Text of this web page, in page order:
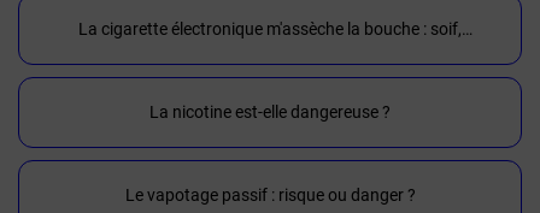
La cigarette électronique m'assèche la bouche : soif,
déshydratation, canicule
La nicotine est-elle dangereuse ?
Le vapotage passif : risque ou danger ?